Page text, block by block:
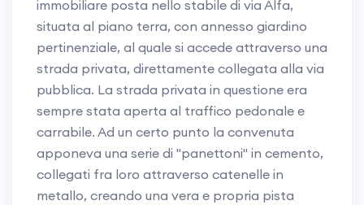
immobiliare posta nello stabile di via Alfa,
situata al piano terra, con annesso giardino
pertinenziale, al quale si accede attraverso una
strada privata, direttamente collegata alla via
pubblica. La strada privata in questione era
sempre stata aperta al traffico pedonale e
carrabile. Ad un certo punto la convenuta
apponeva una serie di "panettoni" in cemento,
collegati fra loro attraverso catenelle in
metallo, creando una vera e propria pista